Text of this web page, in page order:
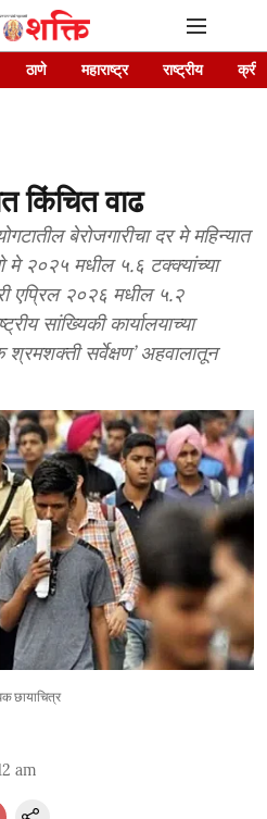
ठाणे महाराष्ट्र राष्ट्रीय
किंचित वाढ
बेरोजगारीचा दर मे महिन्यात
मे २०२५ मधील ५.६ टक्क्यांच्या
एप्रिल २०२६ मधील ५.२
सांख्यिकी कार्यालयाच्या
सर्वेक्षण’ अहवालातून
छायाचित्र
am